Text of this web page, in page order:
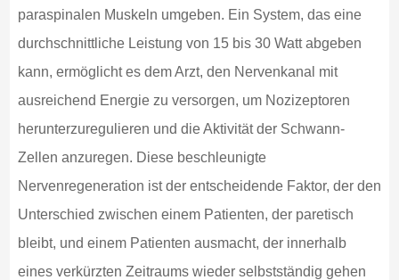
paraspinalen Muskeln umgeben. Ein System, das eine
durchschnittliche Leistung von 15 bis 30 Watt abgeben
kann, ermöglicht es dem Arzt, den Nervenkanal mit
ausreichend Energie zu versorgen, um Nozizeptoren
herunterzuregulieren und die Aktivität der Schwann-
Zellen anzuregen. Diese beschleunigte
Nervenregeneration ist der entscheidende Faktor, der den
Unterschied zwischen einem Patienten, der paretisch
bleibt, und einem Patienten ausmacht, der innerhalb
eines verkürzten Zeitraums wieder selbstständig gehen